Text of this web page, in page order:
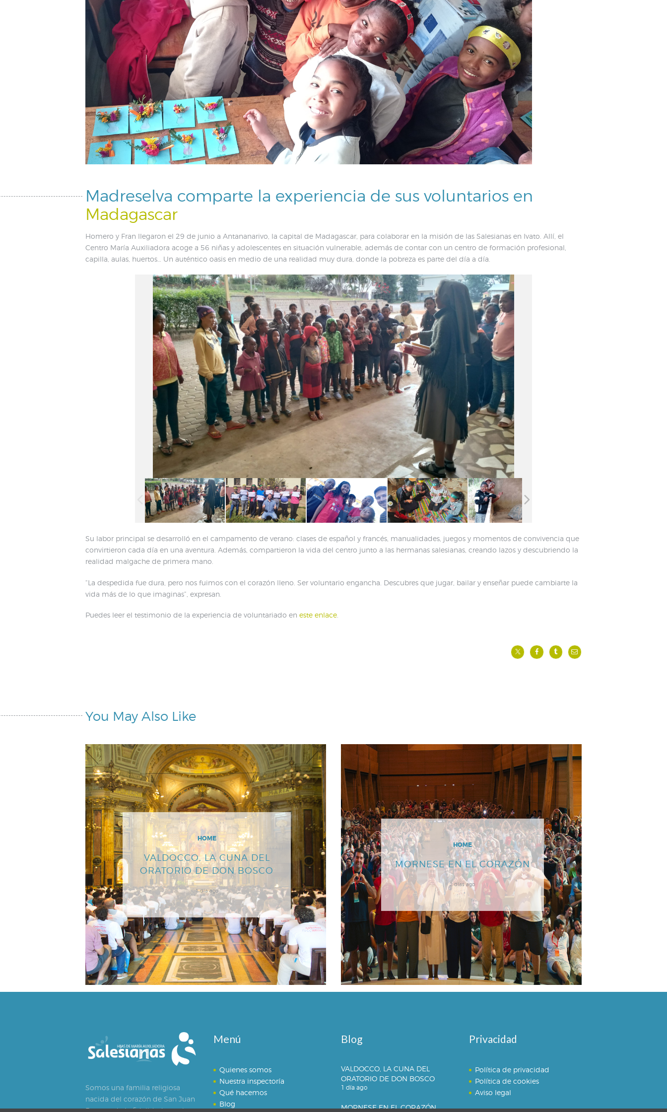
Madreselva comparte la experiencia de sus voluntarios en
Madagascar
Homero y Fran llegaron el 29 de junio a Antananarivo, la capital de Madagascar, para colaborar en la misión de las Salesianas en Ivato. Allí, el
Centro María Auxiliadora acoge a 56 niñas y adolescentes en situación vulnerable, además de contar con un centro de formación profesional,
capilla, aulas, huertos… Un auténtico oasis en medio de una realidad muy dura, donde la pobreza es parte del día a día.
Su labor principal se desarrolló en el campamento de verano: clases de español y francés, manualidades, juegos y momentos de convivencia que
convirtieron cada día en una aventura. Además, compartieron la vida del centro junto a las hermanas salesianas, creando lazos y descubriendo la
realidad malgache de primera mano.
“La despedida fue dura, pero nos fuimos con el corazón lleno. Ser voluntario engancha. Descubres que jugar, bailar y enseñar puede cambiarte la
vida más de lo que imaginas”, expresan.
Puedes leer el testimonio de la experiencia de voluntariado en este enlace
You May Also Like
HOME
VALDOCCO, LA CUNA DEL
ORATORIO DE DON BOSCO
1 día ago
HOME
MORNESE EN EL CORAZÓN
2 días ago
Somos una familia religiosa
nacida del corazón de San Juan
Bosco y de la fidelidad creativa
Menú
Quienes somos
Nuestra inspectoría
Qué hacemos
Blog
Blog
VALDOCCO, LA CUNA DEL
ORATORIO DE DON BOSCO
1 día ago
MORNESE EN EL CORAZÓN
Privacidad
Política de privacidad
Política de cookies
Aviso legal